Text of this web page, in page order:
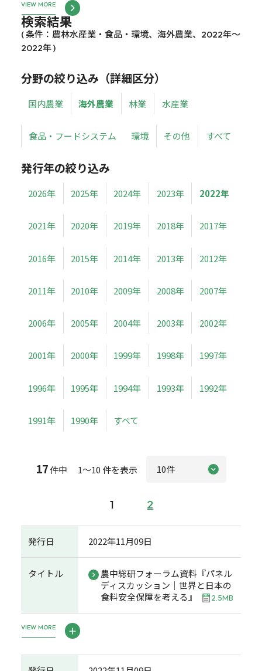
VIEW MORE
検索結果
( 条件：農林水産業・食品・環境、海外農業、2022年～
2022年 )
分野の絞り込み（詳細区分）
国内農業 海外農業 林業 水産業
食品・フードシステム 環境 その他 すべて
発行年の絞り込み
2026年 2025年 2024年 2023年 2022年
2021年 2020年 2019年 2018年 2017年
2016年 2015年 2014年 2013年 2012年
2011年 2010年 2009年 2008年 2007年
2006年 2005年 2004年 2003年 2002年
2001年 2000年 1999年 1998年 1997年
1996年 1995年 1994年 1993年 1992年
1991年 1990年 すべて
17件中 1～10 件を表示
1 2
発行日 2022年11月09日
タイトル
農中総研フォーラム資料『パネル
ディスカッション｜世界と日本の
食料安全保障を考える』
2.5MB
VIEW MORE